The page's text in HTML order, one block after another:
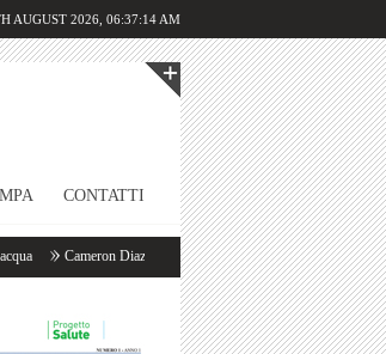
AUGUST 2026, 06:37:14 AM
CONTATTI
Cameron Diaz: «Appena mi sveglio bevo un litro d’acqua!»